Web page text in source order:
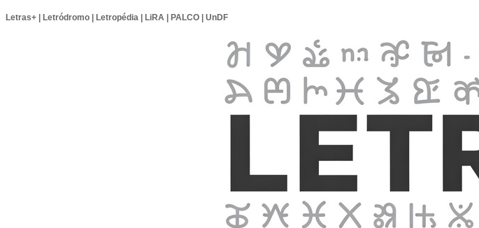
Letras+ Letródromo Letropédia LiRA PALCO UnDF